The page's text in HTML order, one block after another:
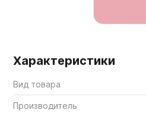
Характеристики
Вид товара
Производитель